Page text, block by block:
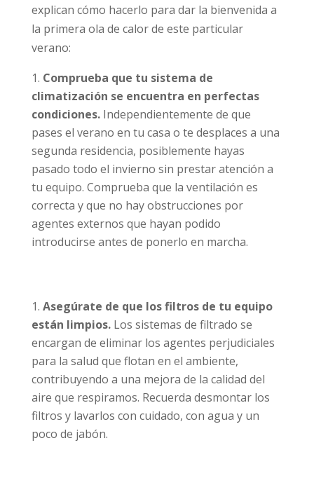
explican cómo hacerlo para dar la bienvenida a
la primera ola de calor de este particular
verano:
Comprueba que tu sistema de
climatización se encuentra en perfectas
condiciones. Independientemente de que
pases el verano en tu casa o te desplaces a una
segunda residencia, posiblemente hayas
pasado todo el invierno sin prestar atención a
tu equipo. Comprueba que la ventilación es
correcta y que no hay obstrucciones por
agentes externos que hayan podido
introducirse antes de ponerlo en marcha.
Asegúrate de que los filtros de tu equipo
están limpios. Los sistemas de filtrado se
encargan de eliminar los agentes perjudiciales
para la salud que flotan en el ambiente,
contribuyendo a una mejora de la calidad del
aire que respiramos. Recuerda desmontar los
filtros y lavarlos con cuidado, con agua y un
poco de jabón.